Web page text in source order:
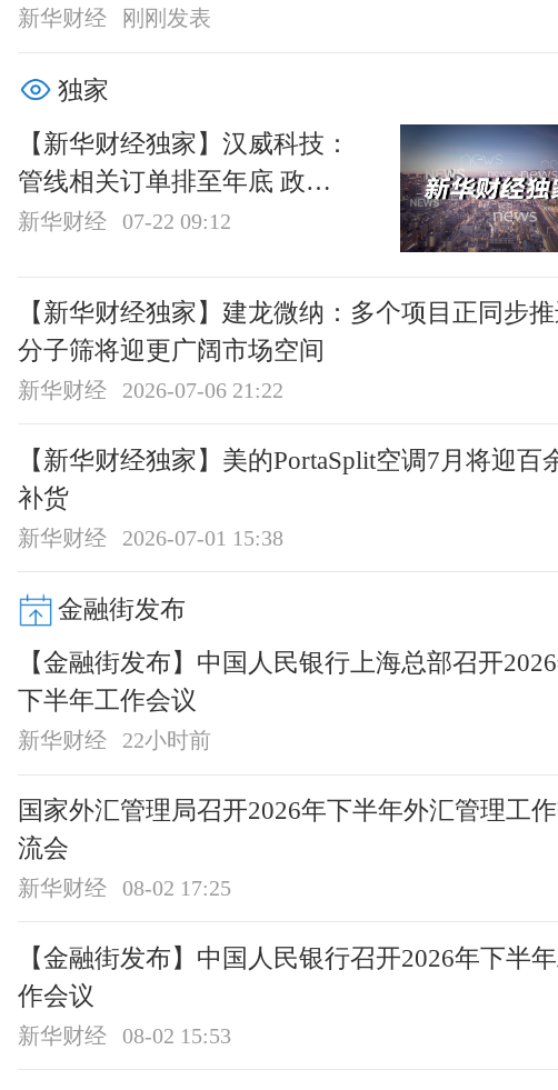
新华财经 刚刚发表
独家
【新华财经独家】汉威科技：
管线相关订单排至年底 政策
红利仍处于释放期
新华财经 07-22 09:12
【新华财经独家】建龙微纳：多个项目正同步
分子筛将迎更广阔市场空间
新华财经 2026-07-06 21:22
【新华财经独家】美的PortaSplit空调7月将迎百
补货
新华财经 2026-07-01 15:38
金融街发布
【金融街发布】中国人民银行上海总部召开
下半年工作会议
新华财经 22小时前
国家外汇管理局召开2026年下半年外汇管理工
流会
新华财经 08-02 17:25
【金融街发布】中国人民银行召开2026年下半
作会议
新华财经 08-02 15:53